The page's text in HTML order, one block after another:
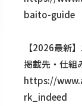
baito-guide
【2026最新
掲載先・仕組
https://
rk_indeed